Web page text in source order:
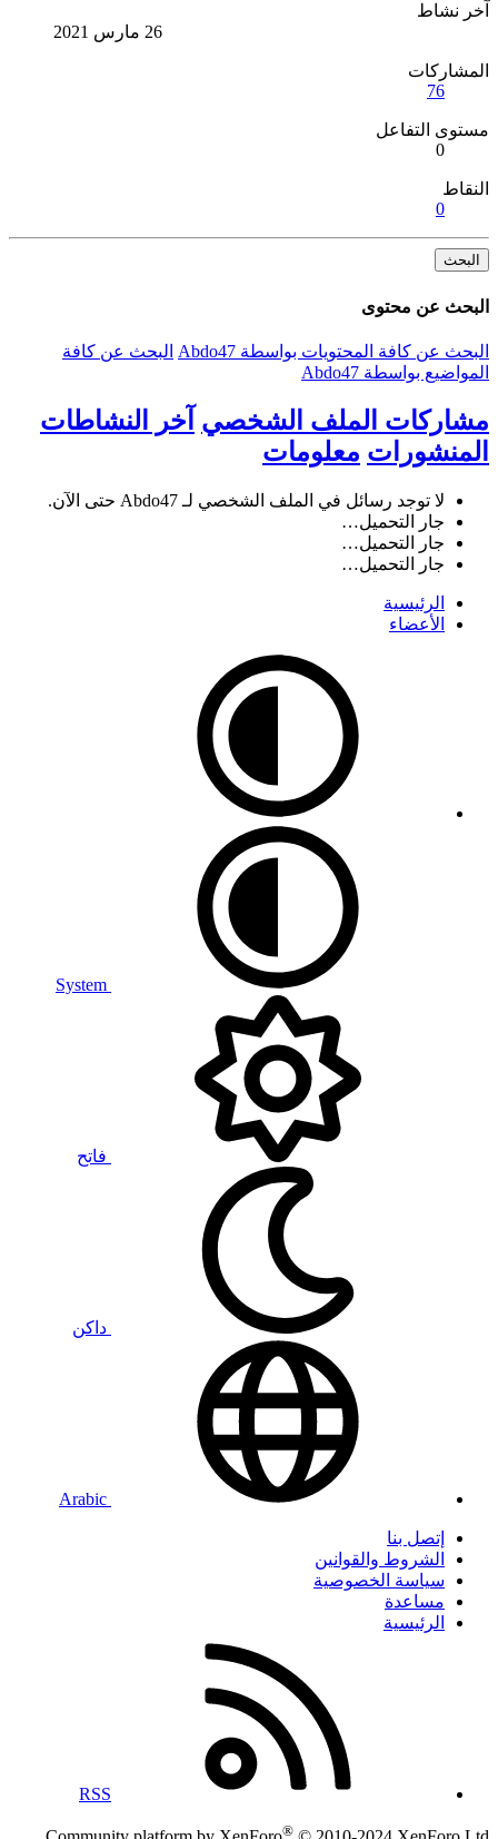
آخر نشاط
26 مارس 2021
المشاركات
76
مستوى التفاعل
0
النقاط
0
البحث
البحث عن محتوى
البحث عن كافة المحتويات بواسطة Abdo47
البحث عن كافة
المواضيع بواسطة Abdo47
مشاركات الملف الشخصي آخر النشاطات
المنشورات معلومات
لا توجد رسائل في الملف الشخصي لـ Abdo47 حتى الآن.
جار التحميل…
جار التحميل…
جار التحميل…
الرئيسية
الأعضاء
فاتح
داكن
إتصل بنا
الشروط والقوانين
سياسة الخصوصية
مساعدة
الرئيسية
RSS
®